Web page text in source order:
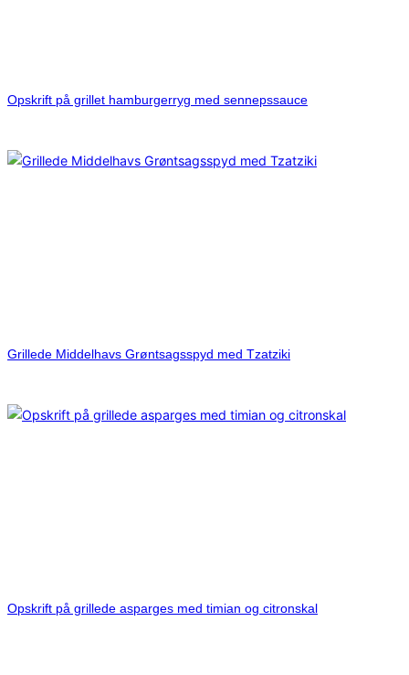
Opskrift på grillet hamburgerryg med sennepssauce
Grillede Middelhavs Grøntsagsspyd med Tzatziki
Opskrift på grillede asparges med timian og citronskal